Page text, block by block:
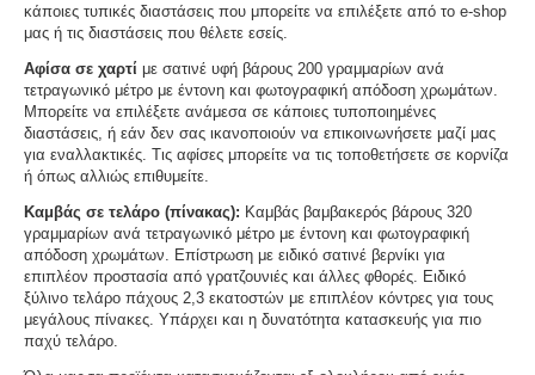
κάποιες τυπικές διαστάσεις που μπορείτε να επιλέξετε από το e-shop
μας ή τις διαστάσεις που θέλετε εσείς.
Αφίσα σε χαρτί με σατινέ υφή βάρους 200 γραμμαρίων ανά
τετραγωνικό μέτρο με έντονη και φωτογραφική απόδοση χρωμάτων.
Μπορείτε να επιλέξετε ανάμεσα σε κάποιες τυποποιημένες
διαστάσεις, ή εάν δεν σας ικανοποιούν να επικοινωνήσετε μαζί μας
για εναλλακτικές. Τις αφίσες μπορείτε να τις τοποθετήσετε σε κορνίζα
ή όπως αλλιώς επιθυμείτε.
Καμβάς σε τελάρο (πίνακας): Καμβάς βαμβακερός βάρους 320
γραμμαρίων ανά τετραγωνικό μέτρο με έντονη και φωτογραφική
απόδοση χρωμάτων. Επίστρωση με ειδικό σατινέ βερνίκι για
επιπλέον προστασία από γρατζουνιές και άλλες φθορές. Ειδικό
ξύλινο τελάρο πάχους 2,3 εκατοστών με επιπλέον κόντρες για τους
μεγάλους πίνακες. Υπάρχει και η δυνατότητα κατασκευής για πιο
παχύ τελάρο.